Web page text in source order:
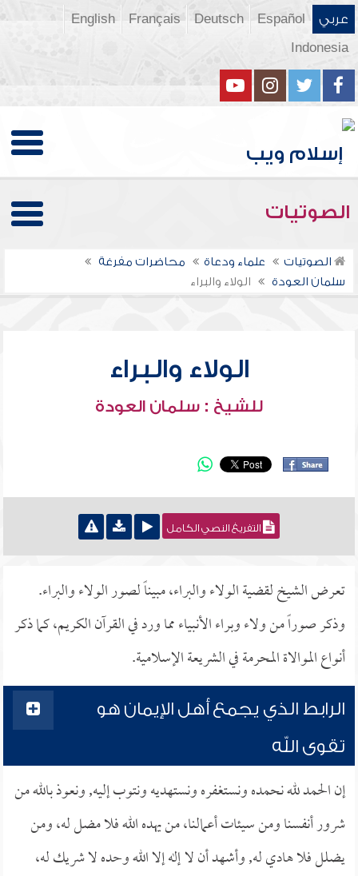
عربي Español
Deutsch
Français
English
Indonesia
الصوتيات
الصوتيات علماء ودعاة
محاضرات مفرغة
سلمان العودة
الولاء والبراء
الولاء والبراء
للشيخ : سلمان العودة
التفريغ النصي الكامل
تعرض الشيخ لقضية الولاء والبراء، مبيناً لصور الولاء والبراء.
وذكر صوراً من ولاء وبراء الأنبياء مما ورد في القرآن الكريم، كما ذكر
أنواع الموالاة المحرمة في الشريعة الإسلامية.
الرابط الذي يجمع أهل الإيمان هو
تقوى الله
إن الحمد لله نحمده ونستغفره ونستهديه ونتوب إليه, ونعوذ بالله من
شرور أنفسنا ومن سيئات أعمالنا، من يهده الله فلا مضل له، ومن
يضلل فلا هادي له, وأشهد أن لا إله إلا الله وحده لا شريك له،